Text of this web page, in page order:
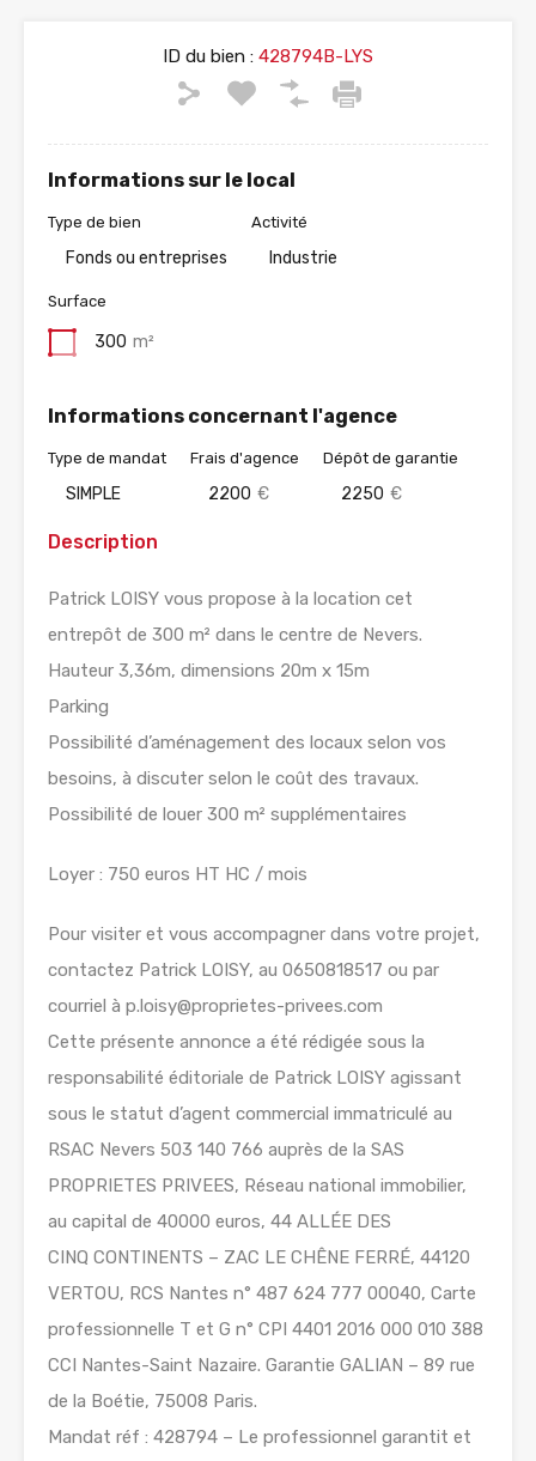
ID du bien : 428794B-LYS
Informations sur le local
Type de bien
Fonds ou entreprises
Activité
Industrie
Surface
300 m²
Informations concernant l'agence
Type de mandat
SIMPLE
Frais d'agence
2200 €
Dépôt de garantie
2250 €
Description
Patrick LOISY vous propose à la location cet
entrepôt de 300 m² dans le centre de Nevers.
Hauteur 3,36m, dimensions 20m x 15m
Parking
Possibilité d’aménagement des locaux selon vos
besoins, à discuter selon le coût des travaux.
Possibilité de louer 300 m² supplémentaires
Loyer : 750 euros HT HC / mois
Pour visiter et vous accompagner dans votre projet,
contactez Patrick LOISY, au 0650818517 ou par
courriel à p.loisy@proprietes-privees.com
Cette présente annonce a été rédigée sous la
responsabilité éditoriale de Patrick LOISY agissant
sous le statut d’agent commercial immatriculé au
RSAC Nevers 503 140 766 auprès de la SAS
PROPRIETES PRIVEES, Réseau national immobilier,
au capital de 40000 euros, 44 ALLÉE DES
CINQ CONTINENTS – ZAC LE CHÊNE FERRÉ, 44120
VERTOU, RCS Nantes n° 487 624 777 00040, Carte
professionnelle T et G n° CPI 4401 2016 000 010 388
CCI Nantes-Saint Nazaire. Garantie GALIAN – 89 rue
de la Boétie, 75008 Paris.
Mandat réf : 428794 – Le professionnel garantit et